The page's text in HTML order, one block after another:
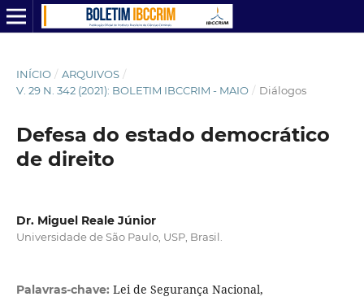
INÍCIO / ARQUIVOS /
V. 29 N. 342 (2021): BOLETIM IBCCRIM - MAIO / Diálogos
Defesa do estado democrático
de direito
Dr. Miguel Reale Júnior
Universidade de São Paulo, USP, Brasil.
Palavras-chave: Lei de Segurança Nacional,